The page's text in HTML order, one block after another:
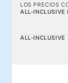
LOS PRECIOS
ALL-INCLUSIVE
ALL-INCLUSIVE